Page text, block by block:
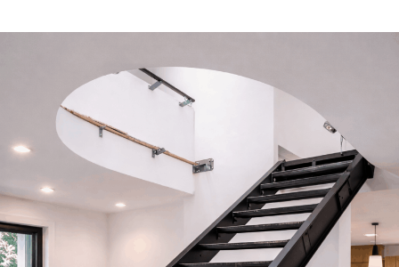
Лестница на
металлокаркасе
обшивку деревом
Москве